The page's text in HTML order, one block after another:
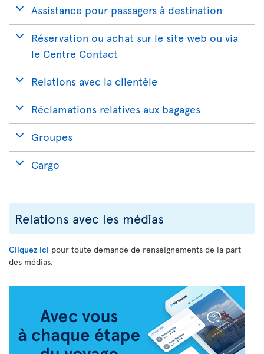
Assistance pour passagers à destination
Réservation ou achat sur le site web ou via
le Centre Contact
Relations avec la clientèle
Réclamations relatives aux bagages
Groupes
Cargo
Relations avec les médias
Cliquez ici pour toute demande de renseignements de la part
des médias.